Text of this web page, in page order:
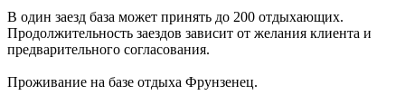
В один заезд база может принять до 200 отдыхающих.
Продолжительность заездов зависит от желания клиента и
предварительного согласования.
Проживание на базе отдыха Фрунзенец.